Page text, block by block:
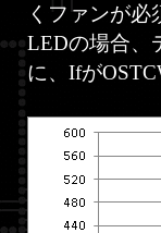
くファンが
LEDの場合、
に、Ifが